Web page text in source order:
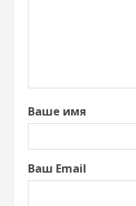
Ваше имя
Ваш Email